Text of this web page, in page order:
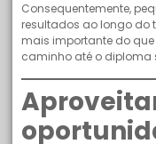
Consequentemente,
resultados ao longo do
mais importante do
caminho até o diploma